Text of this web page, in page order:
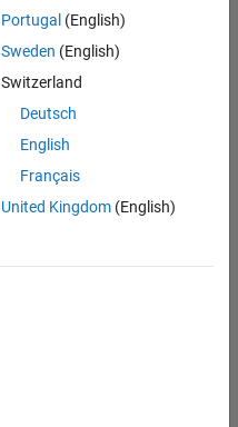
Portugal (English)
Sweden (English)
Switzerland
Deutsch
English
Français
United Kingdom(English)